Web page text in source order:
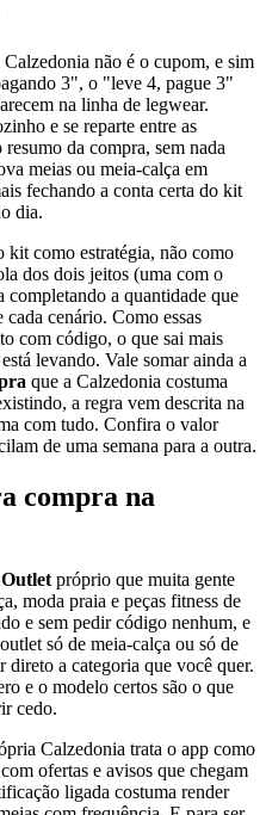
não é o cupom, e sim
3", o "leve 4, pague 3"
na linha de legwear.
e se reparte entre as
da compra, sem nada
meias ou meia-calça em
fechando a conta certa do kit
dia.
kit como estratégia, não como
dos dois jeitos (uma com o
completando a quantidade que
cenário. Como essas
com código, o que sai mais
levando. Vale somar ainda a
que a Calzedonia costuma
a regra vem descrita na
com tudo. Confira o valor
de uma semana para a outra.
compra na
Outlet próprio que muita gente
moda praia e peças fitness de
e sem pedir código nenhum, e
só de meia-calça ou só de
direto a categoria que você quer.
e o modelo certos são o que
cedo.
Calzedonia trata o app como
ofertas e avisos que chegam
ligada costuma render